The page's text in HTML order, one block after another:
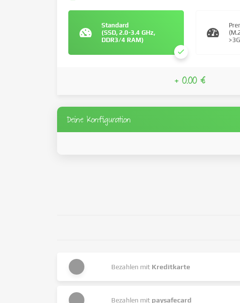
Standard
(SSD, 2.0-3.4 GHz,
DDR3/4 RAM)
+ 0.00 €
Deine Konfiguration
Bezahlen mit Kreditkarte
Bezahlen mit paysafecard